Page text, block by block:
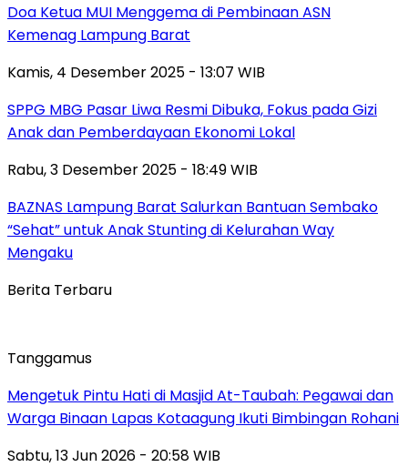
Doa Ketua MUI Menggema di Pembinaan ASN
Kemenag Lampung Barat
Kamis, 4 Desember 2025 - 13:07 WIB
SPPG MBG Pasar Liwa Resmi Dibuka, Fokus pada Gizi
Anak dan Pemberdayaan Ekonomi Lokal
Rabu, 3 Desember 2025 - 18:49 WIB
BAZNAS Lampung Barat Salurkan Bantuan Sembako
“Sehat” untuk Anak Stunting di Kelurahan Way
Mengaku
Berita Terbaru
Tanggamus
Mengetuk Pintu Hati di Masjid At-Taubah: Pegawai dan
Warga Binaan Lapas Kotaagung Ikuti Bimbingan Rohani
Sabtu, 13 Jun 2026 - 20:58 WIB